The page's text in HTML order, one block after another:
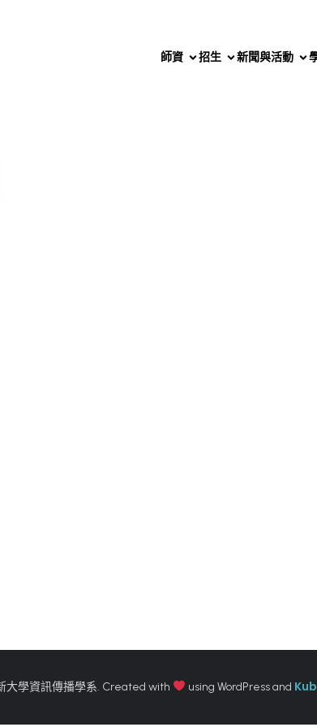
師資 招生 新聞與活動
大學資訊傳播學系. Created with using WordPress and